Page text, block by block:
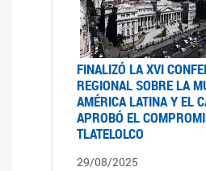
FINALIZÓ LA XVI
REGIONAL SOBRE LA
AMÉRICA LATINA Y EL
APROBÓ EL
TLATELOLCO
29/08/2025